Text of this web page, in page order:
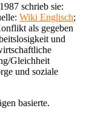
schrieb sie:
Wiki Englisch;
als gegeben
und
Gleichheit
und soziale
basierte.